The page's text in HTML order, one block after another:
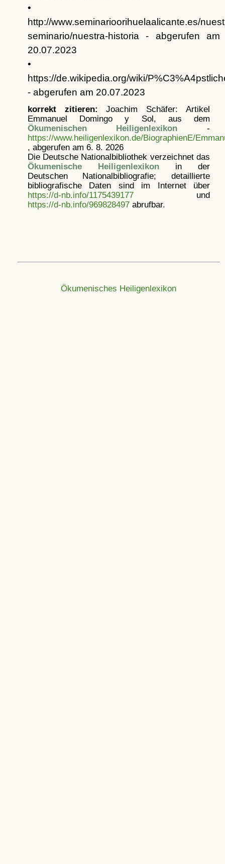
•
http://www.seminarioorihuelaalicante.es/
seminario/nuestra-historia - abgerufen am
20.07.2023
•
https://de.wikipedia.org/wiki/
- abgerufen am 20.07.2023
korrekt zitieren: Joachim Schäfer: Artikel
Emmanuel Domingo y Sol, aus dem
Ökumenischen Heiligenlexikon -
https://www.heiligenlexikon.de/BiographienE/
, abgerufen am 6. 8. 2026
Die Deutsche Nationalbibliothek verzeichnet das
Ökumenische Heiligenlexikonin der
Deutschen Nationalbibliografie; detaillierte
bibliografische Daten sind im Internet über
https://d-nb.info/1175439177und
https://d-nb.info/969828497abrufbar.
Ökumenisches Heiligenlexikon